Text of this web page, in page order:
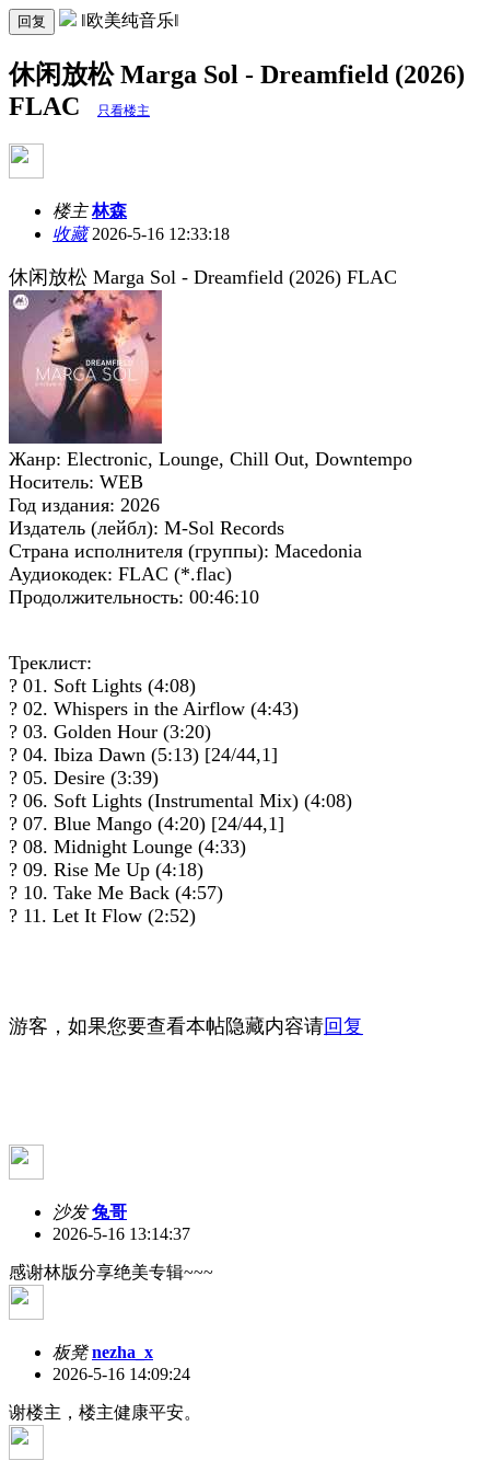
回复 ‖欧美纯音乐‖
休闲放松 Marga Sol - Dreamfield (2026)
FLAC
只看楼主
楼主 林森
收藏2026-5-16 12:33:18
休闲放松 Marga Sol - Dreamfield (2026) FLAC
Жанр: Electronic, Lounge, Chill Out, Downtempo
Носитель: WEB
Год издания: 2026
Издатель (лейбл): M-Sol Records
Страна исполнителя (группы): Macedonia
Аудиокодек: FLAC (*.flac)
Продолжительность: 00:46:10
Треклист:
? 01. Soft Lights (4:08)
? 02. Whispers in the Airflow (4:43)
? 03. Golden Hour (3:20)
? 04. Ibiza Dawn (5:13) [24/44,1]
? 05. Desire (3:39)
? 06. Soft Lights (Instrumental Mix) (4:08)
? 07. Blue Mango (4:20) [24/44,1]
? 08. Midnight Lounge (4:33)
? 09. Rise Me Up (4:18)
? 10. Take Me Back (4:57)
? 11. Let It Flow (2:52)
游客，如果您要查看本帖隐藏内容请回复
沙发 兔哥
2026-5-16 13:14:37
感谢林版分享绝美专辑~~~
板凳 nezha_x
2026-5-16 14:09:24
谢楼主，楼主健康平安。